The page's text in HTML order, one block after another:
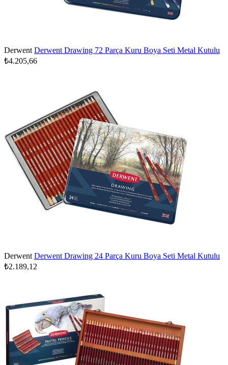
Derwent Derwent Drawing 72 Parça Kuru Boya Seti Metal Kutulu
₺4.205,66
Derwent Derwent Drawing 24 Parça Kuru Boya Seti Metal Kutulu
₺2.189,12